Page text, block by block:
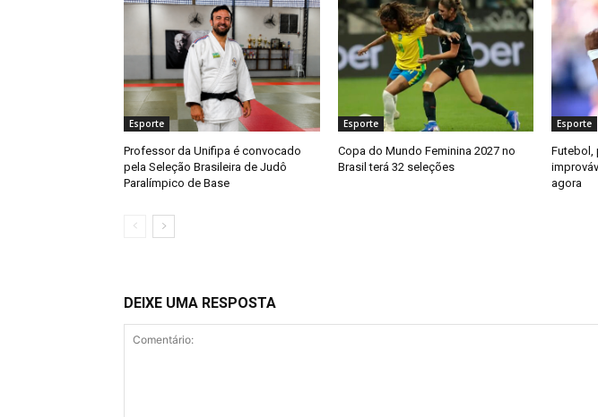
Esporte
Professor da Unifipa é convocado
pela Seleção Brasileira de Judô
Paralímpico de Base
Esporte
Copa do Mundo Feminina 2027 no
Brasil terá 32 seleções
Esporte
Futebol,
agora
DEIXE UMA RESPOSTA